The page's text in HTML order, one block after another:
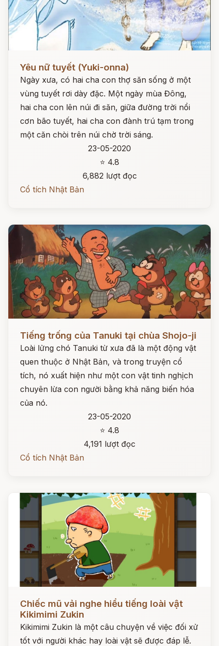
Yêu nữ tuyết (Yuki-onna)
Ngày xưa, có hai cha con thợ săn sống ở một
vùng tuyết rơi dày đặc. Một ngày mùa Đông,
hai cha con lên núi đi săn, giữa đường trời nổi
cơn bão tuyết, hai cha con đành trú tạm trong
một căn chòi trên núi chờ trời sáng.
23-05-2020
⭐ 4.8
6,882 lượt đọc
Cổ tích Nhật Bản
Đọc ngay
Tiếng trống của Tanuki tại chùa Shojo-ji
Loài lửng chó Tanuki từ xưa đã là một động vật
quen thuộc ở Nhật Bản, và trong truyện cổ
tích, nó xuất hiện như một con vật tinh nghịch
chuyên lừa con người bằng khả năng biến hóa
của nó.
23-05-2020
⭐ 4.8
4,191 lượt đọc
Cổ tích Nhật Bản
Đọc ngay
Chiếc mũ vải nghe hiểu tiếng loài vật
Kikimimi Zukin
Kikimimi Zukin là một câu chuyện về việc đối xử
tốt với người khác hay loài vật sẽ được đáp lễ.